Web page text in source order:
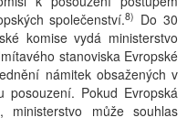
společenství.8) Do 30
komise vydá ministerstvo
stanoviska Evropské
námitek obsažených v
posouzení. Pokud Evropská
ministerstvo může souhlas